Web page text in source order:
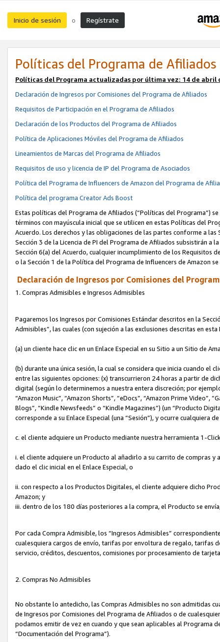
Inicio de sesión o Regístrate
Políticas del Programa de Afiliados
Políticas del Programa actualizadas por última vez: 14 de abril
Declaración de Ingresos por Comisiones del Programa de Afiliados
Requisitos de Participación en el Programa de Afiliados
Declaración de los Productos del Programa de Afiliados
Política de Aplicaciones Móviles del Programa de Afiliados
Lineamientos de Marcas del Programa de Afiliados
Requisitos de uso y licencia de IP del Programa de Asociados
Política del Programa de Influencers de Amazon del Programa de
Política del programa Creator Ads Boost
Estas políticas del Programa de Afiliados (“Políticas del Programa”)
términos con mayúscula inicial que se utilicen en estas Políticas del
Acuerdo. Los derechos y las obligaciones de las partes conforme a
Sección 3 de la Licencia de PI del Programa de Afiliados subsistirán
Sección 6(a) del Acuerdo, cualquier incumplimiento de los Requisitos
o la Sección 1 de la Política del Programa de Influencers de Amazon
Declaración de Ingresos por Comisiones del
1. Compras Admisibles e Ingresos Admisibles
Pagaremos los Ingresos por Comisiones Estándar descritos en la
Admisibles”, las cuales (con sujeción a las exclusiones descritas en
(a) un cliente hace clic en un Enlace Especial en su Sitio a un Sitio de
(b) durante una única sesión, la cual se considera que inicia cuando el
entre las siguientes opciones: (x) transcurrieron 24 horas a partir de
digital (según lo determinemos a nuestra entera discreción; por
“Amazon Music”, “Amazon Shorts”, “eDocs”, “Amazon Prime Video”,
Blogs”, “Kindle Newsfeeds” o “Kindle Magazines”) (un “Producto
corresponde a su Enlace Especial (una “Sesión”), y ocurre cualquiera
c. el cliente adquiere un Producto mediante nuestra herramienta 1-
i. el cliente adquiere un Producto al añadirlo a su carrito de compras
dado el clic inicial en el Enlace Especial, o
ii. con respecto a los Productos Digitales, el cliente adquiere dicho
Amazon; y
iii. dentro de los 180 días posteriores a la compra, el Producto se
Por cada Compra Admisible, los “Ingresos Admisibles”
cualesquiera cargos de envío, tarifas por envoltura de regalo, tarifas
servicio, créditos, descuentos, comisiones por procesamiento de
2. Compras No Admisibles
No obstante lo antedicho, las Compras Admisibles no son admitidas
de Ingresos por Comisiones del Programa de Afiliados o de
podamos emitir de vez en cuando y que sean aplicables al Programa
“Documentación del Programa”).